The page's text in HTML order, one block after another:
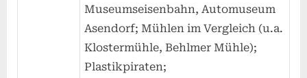
Museumseisenbahn, Automuseum
Asendorf; Mühlen im Vergleich (u.a.
Klostermühle, Behlmer Mühle);
Plastikpiraten;